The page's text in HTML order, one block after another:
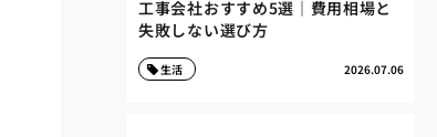
工事会社おすすめ5選｜費用相場と
失敗しない選び方
2026.07.06
生活